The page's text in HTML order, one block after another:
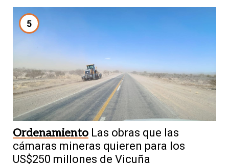
5
Ordenamiento Las obras que las
cámaras mineras quieren para los
US$250 millones de Vicuña